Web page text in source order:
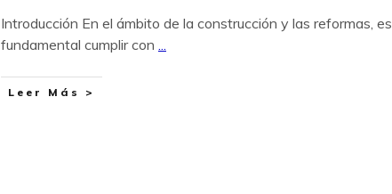
Introducción En el ámbito de la construcción y las reformas, es
fundamental cumplir con ...
Leer Más >